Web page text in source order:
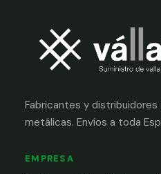
Fabricantes y distribuidores
metálicas. Envíos a toda
EMPRESA